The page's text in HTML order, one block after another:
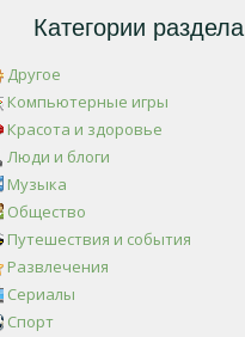
Категории раздела
Другое
Компьютерные игры
Красота и здоровье
Люди и блоги
Музыка
Общество
Путешествия и события
Развлечения
Сериалы
Спорт